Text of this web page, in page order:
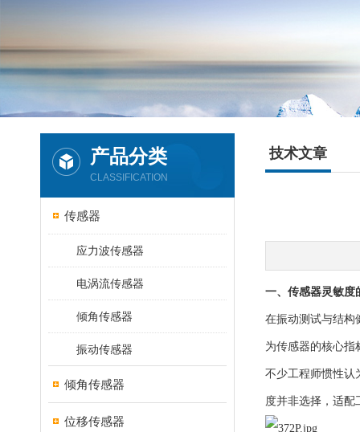
产品分类
CLASSIFICATION
传感器
应力波传感器
电涡流传感器
倾角传感器
振动传感器
倾角传感器
位移传感器
技术文章
一、传感器灵敏度
在振动测试与结构
为传感器的核心指
不少工程师惯性认
度并非选择，适配